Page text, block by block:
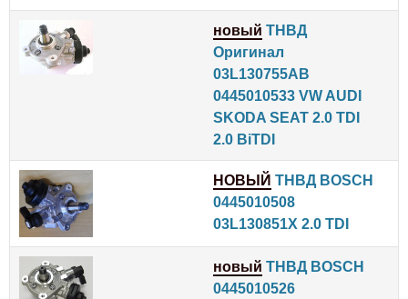
новый ТНВД
Оригинал
03L130755AB
0445010533 VW AUDI
SKODA SEAT 2.0 TDI
2.0 BiTDI
НОВЫЙ ТНВД BOSCH
0445010508
03L130851X 2.0 TDI
новый ТНВД BOSCH
0445010526